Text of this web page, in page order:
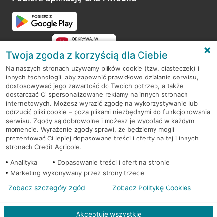
RODO
Regulamin serwisu
Mapa serwisu
PolitykaCookies
© 2026 Credit Agricole Bank Polska S.A. Wszelkie prawa zastrzeżone
Twoja zgoda z korzyścią dla Ciebie
Na naszych stronach używamy plików cookie (tzw. ciasteczek) i
innych technologii, aby zapewnić prawidłowe działanie serwisu,
dostosowywać jego zawartość do Twoich potrzeb, a także
dostarczać Ci spersonalizowane reklamy na innych stronach
internetowych. Możesz wyrazić zgodę na wykorzystywanie lub
odrzucić pliki cookie – poza plikami niezbędnymi do funkcjonowania
serwisu. Zgody są dobrowolne i możesz je wycofać w każdym
momencie. Wyrażenie zgody sprawi, że będziemy mogli
prezentować Ci lepiej dopasowane treści i oferty na tej i innych
stronach Credit Agricole.
Analityka
Dopasowanie treści i ofert na stronie
Marketing wykonywany przez strony trzecie
Akceptuję wszystkie
Zobacz szczegóły zgód Zobacz Politykę Cookies